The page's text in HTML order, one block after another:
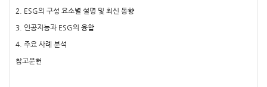
2. ESG의 구성 요소별 설명 및 최신 동향
3. 인공지능과 ESG의 융합
4. 주요 사례 분석
참고문헌